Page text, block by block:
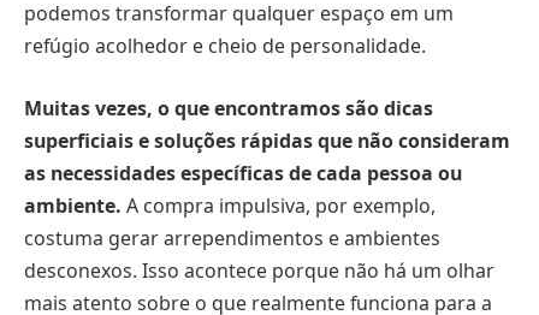
podemos transformar qualquer espaço em um
refúgio acolhedor e cheio de personalidade.
Muitas vezes, o que encontramos são dicas
superficiais e soluções rápidas que não consideram
as necessidades específicas de cada pessoa ou
ambiente. A compra impulsiva, por exemplo,
costuma gerar arrependimentos e ambientes
desconexos. Isso acontece porque não há um olhar
mais atento sobre o que realmente funciona para a